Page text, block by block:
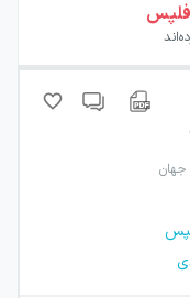
جهان